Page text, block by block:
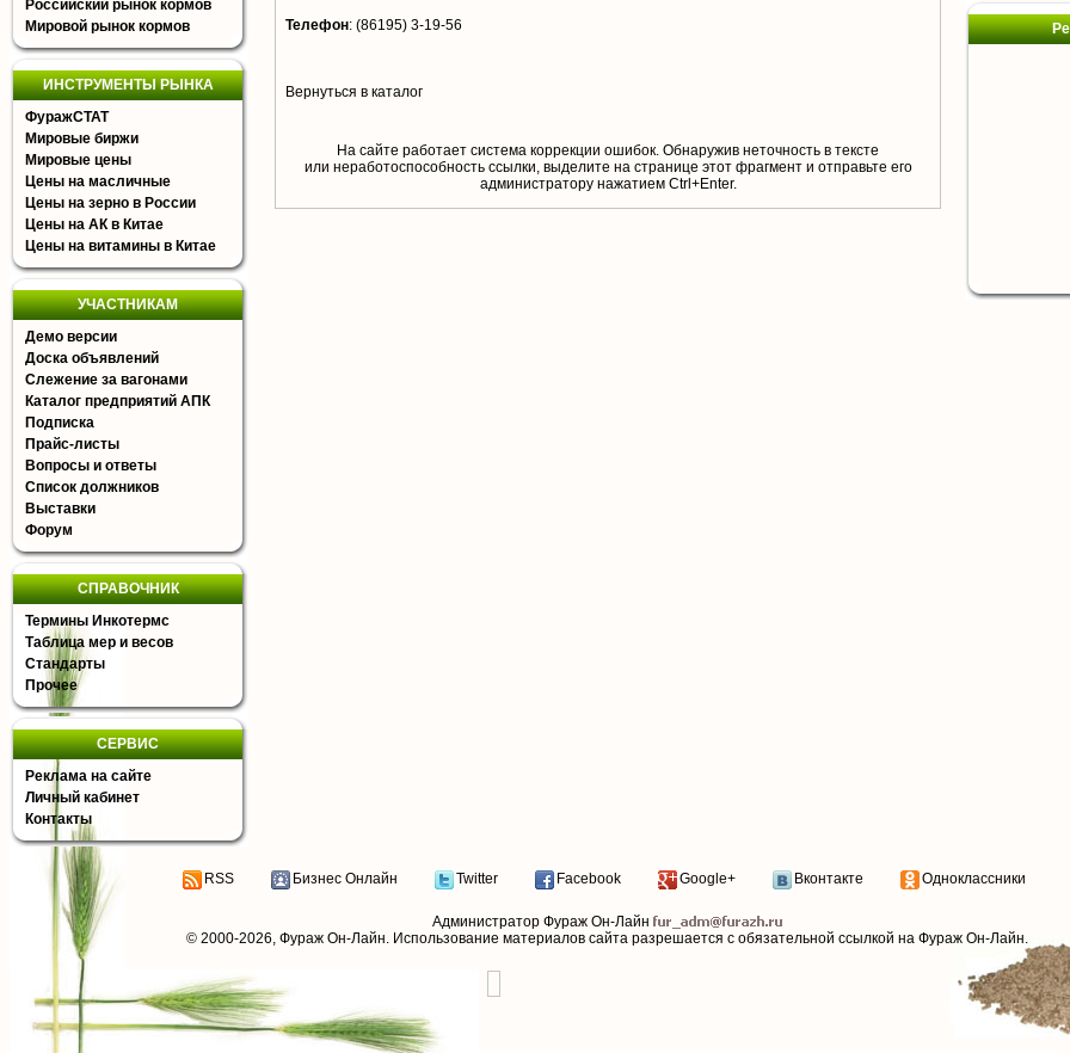
Российский рынок кормов
Мировой рынок кормов
ИНСТРУМЕНТЫ РЫНКА
ФуражСТАТ
Мировые биржи
Мировые цены
Цены на масличные
Цены на зерно в России
Цены на АК в Китае
Цены на витамины в Китае
УЧАСТНИКАМ
Демо версии
Доска объявлений
Слежение за вагонами
Каталог предприятий АПК
Подписка
Прайс-листы
Вопросы и ответы
Список должников
Выставки
Форум
СПРАВОЧНИК
Термины Инкотермс
Таблица мер и весов
Стандарты
Прочее
СЕРВИС
Реклама на сайте
Личный кабинет
Контакты
Телефон: (86195) 3-19-56
Вернуться в каталог
На сайте работает система коррекции ошибок. Обнаружив неточность в тексте
или неработоспособность ссылки, выделите на странице этот фрагмент и отправьте его
aдминистратору нажатием Ctrl+Enter.
RSS Бизнес Онлайн Twitter Facebook Google+ Вконтакте Одноклассники
Администратор Фураж Он-Лайн
© 2000-2026, Фураж Он-Лайн. Использование материалов сайта разрешается с обязательной ссылкой на Фураж Он-Лайн.